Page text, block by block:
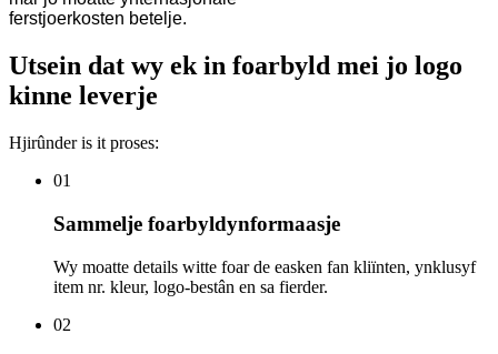
ferstjoerkosten betelje.
Utsein dat wy ek in foarbyld mei jo logo
kinne leverje
Hjirûnder is it proses:
01
Sammelje foarbyldynformaasje
Wy moatte details witte foar de easken fan kliïnten, ynklusyf
item nr. kleur, logo-bestân en sa fierder.
02